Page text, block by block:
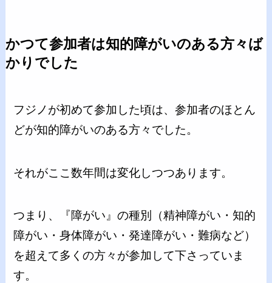
かつて参加者は知的障がいのある方々ば
かりでした
フジノが初めて参加した頃は、参加者のほとん
どが知的障がいのある方々でした。
それがここ数年間は変化しつつあります。
つまり、『障がい』の種別（精神障がい・知的
障がい・身体障がい・発達障がい・難病など）
を超えて多くの方々が参加して下さっていま
す。